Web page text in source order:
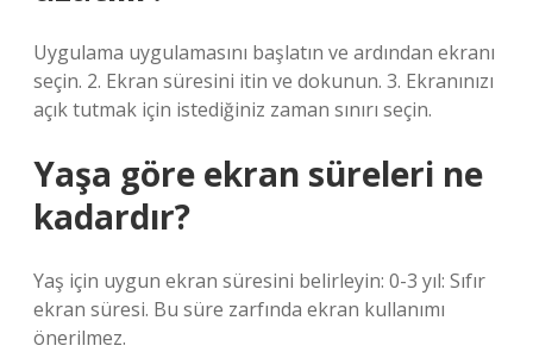
Uygulama uygulamasını başlatın ve ardından ekranı
seçin. 2. Ekran süresini itin ve dokunun. 3. Ekranınızı
açık tutmak için istediğiniz zaman sınırı seçin.
Yaşa göre ekran süreleri ne
kadardır?
Yaş için uygun ekran süresini belirleyin: 0-3 yıl: Sıfır
ekran süresi. Bu süre zarfında ekran kullanımı
önerilmez.